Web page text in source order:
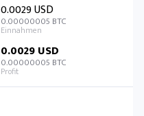
0.0029 USD
0.00000005 BTC
0.0029 USD
0.00000005 BTC